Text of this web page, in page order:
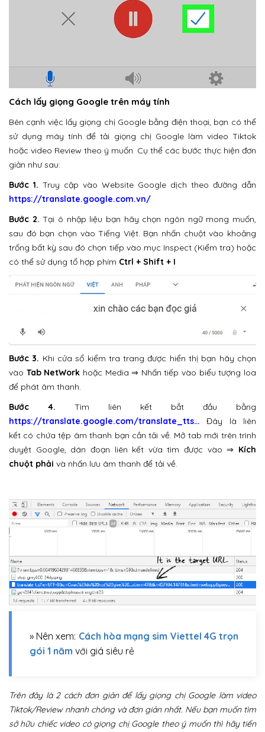
Cách lấy giọng Google trên máy tính
Bên cạnh việc lấy giọng chị Google bằng điện thoại, bạn có thể
sử dụng máy tính để tải giọng chị Google làm video Tiktok
hoặc video Review theo ý muốn. Cụ thể các bước thực hiện đơn
giản như sau:
Bước 1. Truy cập vào Website Google dịch theo đường dẫn
https://translate.google.com.vn/
Bước 2. Tại ô nhập liệu bạn hãy chọn ngôn ngữ mong muốn,
sau đó bạn chọn vào Tiếng Việt. Bạn nhấn chuột vào khoảng
trống bất kỳ sau đó chọn tiếp vào mục Inspect (Kiểm tra) hoặc
có thể sử dụng tổ hợp phím Ctrl + Shift + I
Bước 3. Khi cửa sổ kiểm tra trang được hiển thị bạn hãy chọn
vào Tab NetWork hoặc Media ⇒ Nhấn tiếp vào biểu tượng loa
để phát âm thanh.
Bước 4. Tìm liên kết bắt đầu bằng
https://translate.google.com/translate_tts… Đây là liên
kết có chứa tệp âm thanh bạn cần tải về. Mở tab mới trên trình
duyệt Google, dán đoạn liên kết vừa tìm được vào ⇒ Kích
chuột phải và nhấn lưu âm thanh để tải về.
» Nên xem: Cách hòa mạng sim Viettel 4G trọn
gói 1 năm với giá siêu rẻ
Trên đây là 2 cách đơn giản để lấy giọng chị Google làm video
Tiktok/Review nhanh chóng và đơn giản nhất. Nếu bạn muốn tìm
sở hữu chiếc video có giọng chị Google theo ý muốn thì hãy tiến